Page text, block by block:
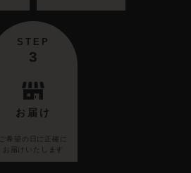
STEP
3
お届け
ご希望の日に正確に
お届けいたします